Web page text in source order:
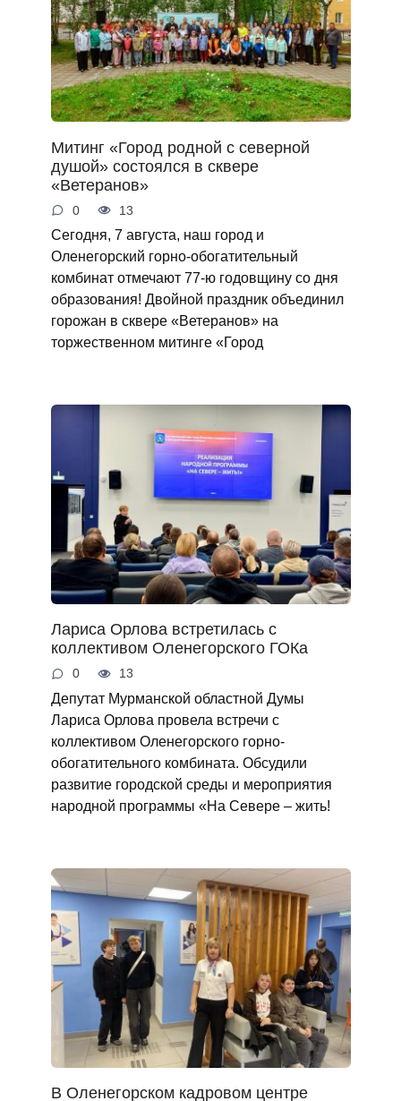
Митинг «Город родной с северной
душой» состоялся в сквере
«Ветеранов»
0 13
Сегодня, 7 августа, наш город и
Оленегорский горно‑обогатительный
комбинат отмечают 77‑ю годовщину со дня
образования! Двойной праздник объединил
горожан в сквере «Ветеранов» на
торжественном митинге «Город
Лариса Орлова встретилась с
коллективом Оленегорского ГОКа
0 13
Депутат Мурманской областной Думы
Лариса Орлова провела встречи с
коллективом Оленегорского горно-
обогатительного комбината. Обсудили
развитие городской среды и мероприятия
народной программы «На Севере – жить!
В Оленегорском кадровом центре